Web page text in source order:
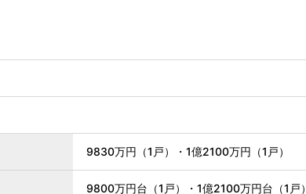
9830万円（1戸）・1億2100万円（1戸）
9800万円台（1戸）・1億2100万円台（1戸）